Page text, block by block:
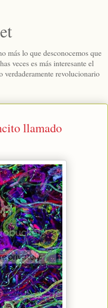
más lo que desconocemos que
veces es más interesante el
revolucionario
llamado